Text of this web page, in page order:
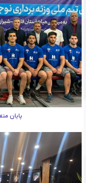
پایان